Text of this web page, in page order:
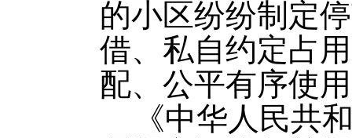
的小区纷纷制定
借、私自约定占
配、公平有序使
《中华人民共